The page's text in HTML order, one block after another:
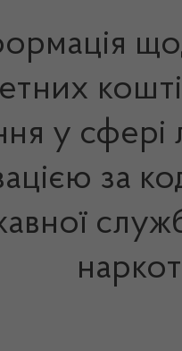
у сфері
за